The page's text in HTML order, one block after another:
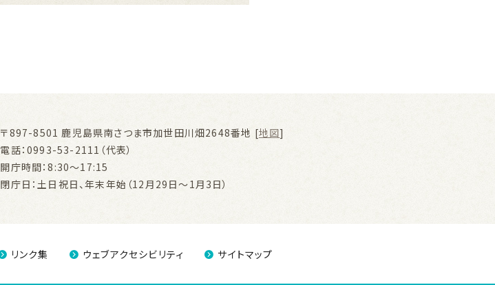
〒897-8501鹿児島県南さつま市加世田川畑2648番地 [地図]
電話：0993-53-2111（代表）
開庁時間：8:30～17:15
閉庁日：土日祝日、年末年始（12月29日～1月3日）
リンク集 ウェブアクセシビリティ サイトマップ